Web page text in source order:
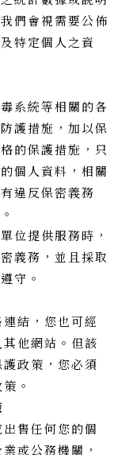
們會視需要公佈
特定個人之資
系統等相關的各
護措施，加以保
的保護措施，只
個人資料，相關
違反保密義務
位提供服務時，
義務，並且採取
守。
結，您也可經
他網站。但該
政策，您必須
。
售任何您的個